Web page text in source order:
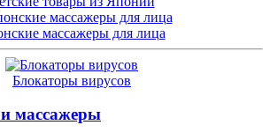
массажеры для лица
Блокаторы вирусов
массажеры